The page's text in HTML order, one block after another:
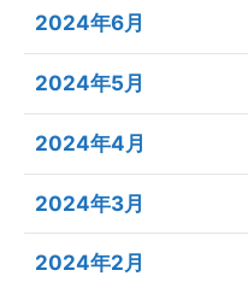
2024年6月
2024年5月
2024年4月
2024年3月
2024年2月